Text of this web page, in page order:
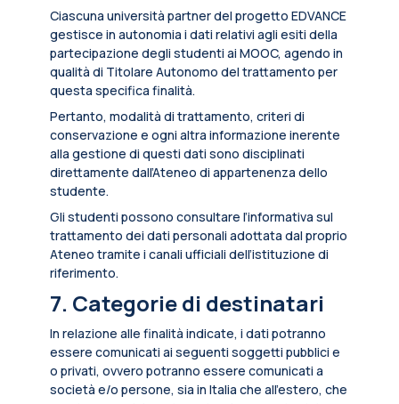
Ciascuna università partner del progetto EDVANCE
gestisce in autonomia i dati relativi agli esiti della
partecipazione degli studenti ai MOOC, agendo in
qualità di Titolare Autonomo del trattamento per
questa specifica finalità.
Pertanto, modalità di trattamento, criteri di
conservazione e ogni altra informazione inerente
alla gestione di questi dati sono disciplinati
direttamente dall’Ateneo di appartenenza dello
studente.
Gli studenti possono consultare l’informativa sul
trattamento dei dati personali adottata dal proprio
Ateneo tramite i canali ufficiali dell’istituzione di
riferimento.
7. Categorie di destinatari
In relazione alle finalità indicate, i dati potranno
essere comunicati ai seguenti soggetti pubblici e
o privati, ovvero potranno essere comunicati a
società e/o persone, sia in Italia che all’estero, che